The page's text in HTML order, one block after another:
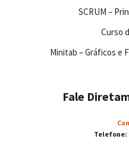
SCRUM –
Curso
Minitab – Gráficos e
Fale
Telefone: